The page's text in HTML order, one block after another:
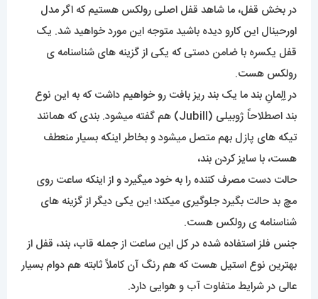
در بخش قفل، ما شاهد قفل اصلی رولکس هستیم که اگر مدل
اورحینال این کارو دیده باشید متوجه این مورد خواهید شد. یک
قفل یکسره با ضامن دستی که یکی از گزینه های شناسنامه ی
رولکس هست.
در اِلِمانِ بند ما یک بند ریز بافت رو خواهیم داشت که به این نوع
بند اصطلاحاً ژوبیلی (Jubill) هم گفته میشود. بندی که همانند
تیکه های پازل بهم متصل میشود و بخاطر اینکه بسیار منعطف
هست، با سایز کردن بند،
حالت دست مصرف کننده را به خود میگیرد و از اینکه ساعت روی
مچ بد حالت بگیرد جلوگیری میکند؛ این یکی دیگر از گزینه های
شناسنامه ی رولکس هست.
جنس فلز استفاده شده در کل این ساعت از جمله قاب، بند، قفل از
بهترین نوع استیل هست که هم رنگ آن کاملاً ثابته هم دوام بسیار
عالی در شرایط متفاوت آب و هوایی دارد.